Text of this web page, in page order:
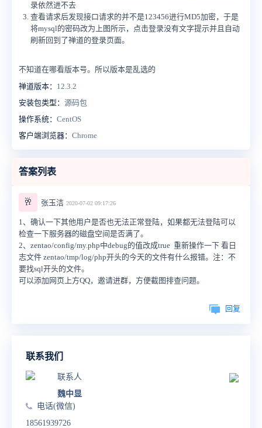
录依然进不去
查看请求后发现接口请求的并不是123456进行MD5加密，于是
将mysql的密码改为上图所示，点击登录没有文字提示并且自动
刷新回到了禅道的登录页面。
不知道在哪看版本号。所以版本是乱选的
禅道版本： 12.3.2
安装包类型： 源码包
操作系统： CentOS
客户端浏览器： Chrome
答案列表
🥂 张玉洁 2020-07-02 09:17:26
1、确认一下其他用户是否也无法正常登陆，如果都无法登陆可以
检查一下服务器的磁盘空间是否满了。
2、zentao/config/my.php中debug的值改成true 重新操作一下 看日
志文件 zentao/tmp/log/php开头的今天的文件有什么报错。注：不
要找sql开头的文件。
可以添加网页上方QQ，邀请进群，方便截图排查问题。
回复
联系我们
联系人
魏中显
电话(微信)
18561939726